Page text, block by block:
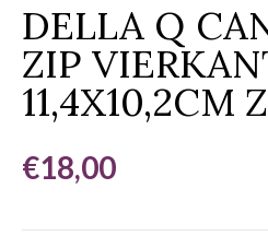
DELLA Q
ZIP
11,4X10,2CM
€18,00